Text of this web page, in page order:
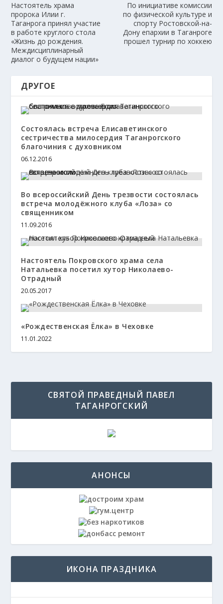
Настоятель храма
пророка Илии г.
Таганрога принял участие
в работе круглого стола
«Жизнь до рождения.
Междисциплинарный
диалог о будущем нации»
По инициативе комиссии
по физической культуре и
спорту Ростовской-на-
Дону епархии в Таганроге
прошел турнир по хоккею
ДРУГОЕ
Состоялась встреча Елисаветинского
сестричества милосердия Таганрогского
благочиния с духовником
06.12.2016
Во всероссийский День трезвости состоялась
встреча молодёжного клуба «Лоза» со
священником
11.09.2016
Настоятель Покровского храма села
Натальевка посетил хутор Николаево-
Отрадный
20.05.2017
«Рождественская Ёлка» в Чеховке
11.01.2022
СВЯТОЙ ПРАВЕДНЫЙ ПАВЕЛ
ТАГАНРОГСКИЙ
АНОНСЫ
ИКОНА ПРАЗДНИКА